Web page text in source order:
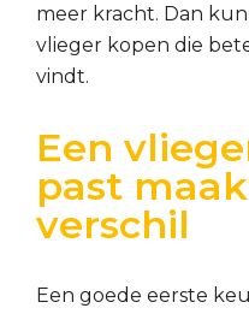
meer kracht. Dan
vlieger kopen die
vindt.
Een
past
verschil
Een goede eerste